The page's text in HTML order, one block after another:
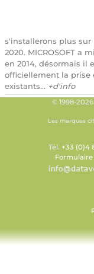
s'installerons plus sur
2020. MICROSOFT a
en 2014, désormais il
officiellement la prise
existants... +d'info
© 1998-2026
Les marques
Tél. +33 (0)4